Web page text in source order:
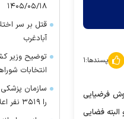
پسندها:۱
فرضیایی
فضایی
۱۴۰۵/۰۵/۱۸
قتل بر سر
آبادغرب
توضیح وزیر
انتخابات
سازمان
را ۳۵۱۹ نفر اعلام کرد